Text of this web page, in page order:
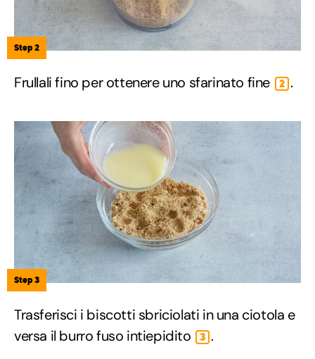
Step 2
Frullali fino per ottenere uno sfarinato fine 2 .
Step 3
Trasferisci i biscotti sbriciolati in una ciotola e
versa il burro fuso intiepidito
3 .